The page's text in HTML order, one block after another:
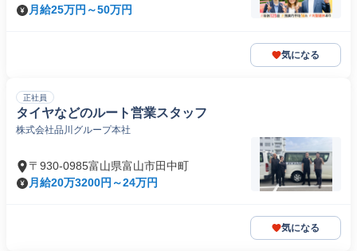
月給25万円～50万円
気になる
正社員
タイヤなどのルート営業スタッフ
株式会社品川グループ本社
〒930-0985富山県富山市田中町
月給20万3200円～24万円
気になる